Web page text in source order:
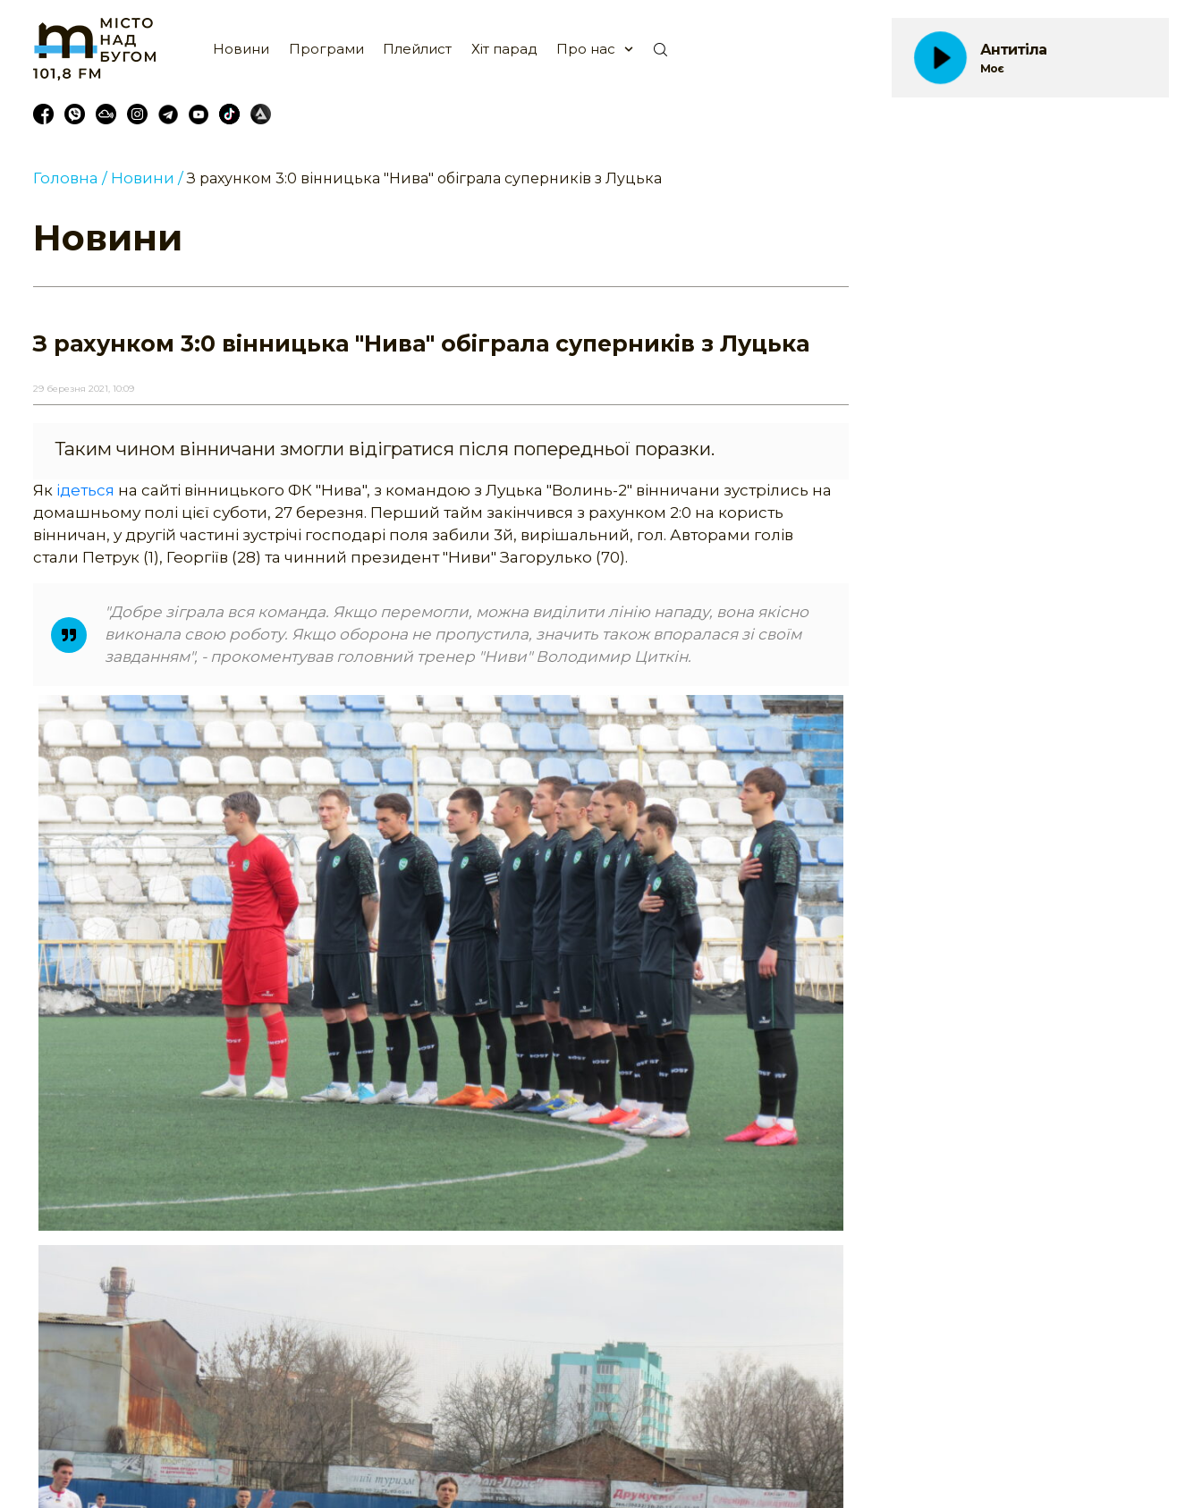
Новини Програми Плейлист Хіт парад Про нас Антитіла
Моє
Головна / Новини / З рахунком 3:0 вінницька "Нива" обіграла суперників з Луцька
Новини
З рахунком 3:0 вінницька "Нива" обіграла суперників з Луцька
29 березня 2021, 10:09
Таким чином вінничани змогли відігратися після попередньої поразки.
Як ідеться на сайті вінницького ФК "Нива", з командою з Луцька "Волинь-2" вінничани зустрілись на
домашньому полі цієї суботи, 27 березня. Перший тайм закінчився з рахунком 2:0 на користь
вінничан, у другій частині зустрічі господарі поля забили 3й, вирішальний, гол. Авторами голів
стали Петрук (1), Георгіїв (28) та чинний президент "Ниви" Загорулько (70).
"Добре зіграла вся команда. Якщо перемогли, можна виділити лінію нападу, вона якісно
виконала свою роботу. Якщо оборона не пропустила, значить також впоралася зі своїм
завданням", - прокоментував головний тренер "Ниви" Володимир Циткін.